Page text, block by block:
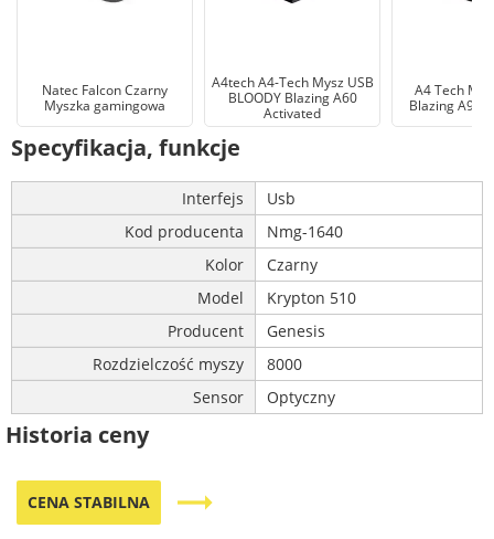
Natec Falcon Czarny
Myszka gamingowa
A4tech A4-Tech Mysz USB
BLOODY Blazing A60
Activated
A4 Tech
Blazing A90
Specyfikacja, funkcje
Interfejs
Usb
Kod producenta
Nmg-1640
Kolor
Czarny
Model
Krypton 510
Producent
Genesis
Rozdzielczość myszy
8000
Sensor
Optyczny
Historia ceny
CENA STABILNA trending_flat